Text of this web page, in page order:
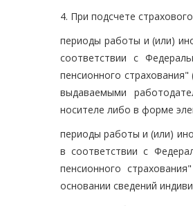
4. При подсчете
периоды работы и (или)
соответствии с
пенсионного
выдаваемыми
носителе либо в форме
периоды работы и (или)
в соответствии с
пенсионного
основании сведений